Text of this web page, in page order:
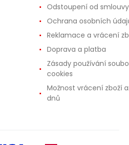
Odstoupení od smlouvy
Ochrana osobních
Reklamace a vrácení
Doprava a platba
Zásady používání
cookies
Možnost vrácení zboží
dnů